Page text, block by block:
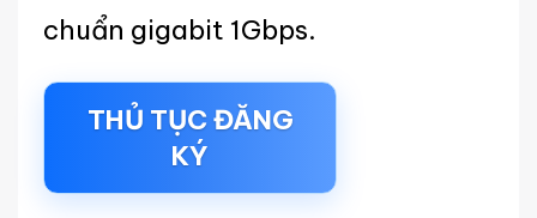
chuẩn gigabit 1Gbps.
THỦ TỤC ĐĂNG
KÝ